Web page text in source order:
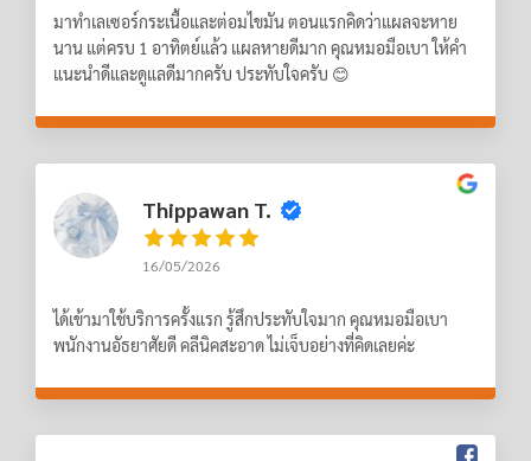
มาทำเลเซอร์กระเนื้อและต่อมไขมัน ตอนแรกคิดว่าแผลจะหาย
นาน แต่ครบ 1 อาทิตย์แล้ว แผลหายดีมาก คุณหมอมือเบา ให้คำ
แนะนำดีและดูแลดีมากครับ ประทับใจครับ 😊
Thippawan T.
16/05/2026
ได้เข้ามาใช้บริการครั้งแรก รู้สึกประทับใจมาก คุณหมอมือเบา
พนักงานอัธยาศัยดี คลีนิคสะอาด ไม่เจ็บอย่างที่คิดเลยค่ะ